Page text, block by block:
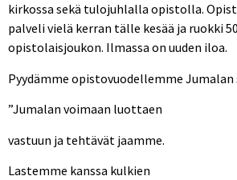
kirkossa sekä tulojuhlalla opistolla.
palveli vielä kerran tälle kesää ja ruokki
opistolaisjoukon. Ilmassa on uuden iloa.
Pyydämme opistovuodellemme Jumalan
”Jumalan voimaan luottaen
vastuun ja tehtävät jaamme.
Lastemme kanssa kulkien